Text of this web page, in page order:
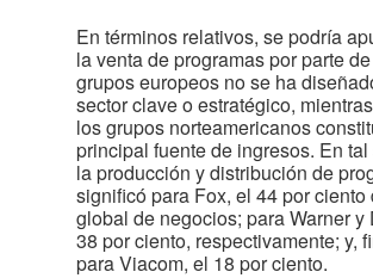
En términos relativos, se podría
la venta de programas por parte
grupos europeos no se ha
sector clave o estratégico,
los grupos norteamericanos
principal fuente de ingresos. En
la producción y distribución de
significó para Fox, el 44 por ciento
global de negocios; para Warner y
38 por ciento, respectivamente; y,
para Viacom, el 18 por ciento.